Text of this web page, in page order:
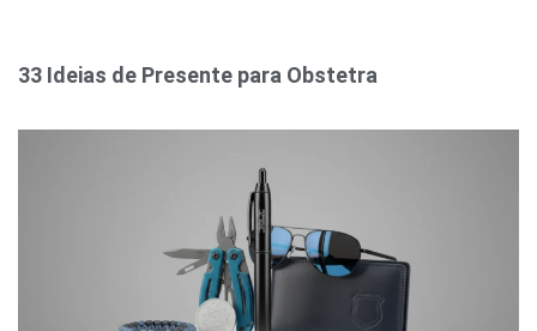
33 Ideias de Presente para Obstetra